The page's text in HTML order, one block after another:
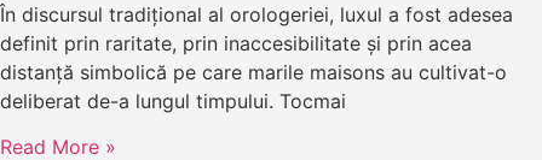
În discursul tradițional al orologeriei, luxul a fost adesea
definit prin raritate, prin inaccesibilitate și prin acea
distanță simbolică pe care marile maisons au cultivat-o
deliberat de-a lungul timpului. Tocmai
Read More »